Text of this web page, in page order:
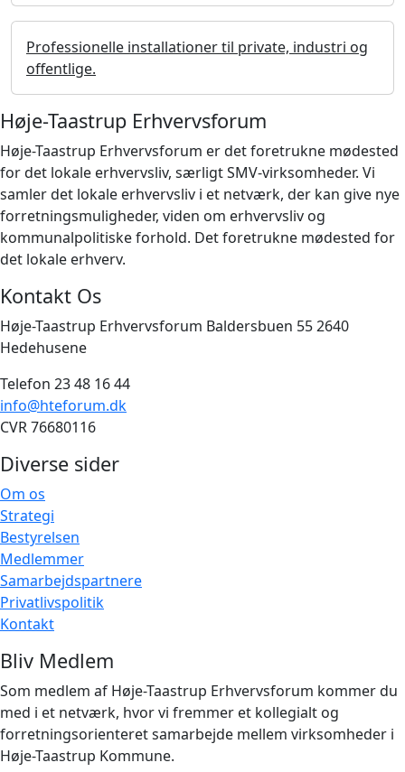
Professionelle installationer til private, industri og
offentlige.
Høje-Taastrup Erhvervsforum
Høje-Taastrup Erhvervsforum er det foretrukne mødested
for det lokale erhvervsliv, særligt SMV-virksomheder. Vi
samler det lokale erhvervsliv i et netværk, der kan give nye
forretningsmuligheder, viden om erhvervsliv og
kommunalpolitiske forhold. Det foretrukne mødested for
det lokale erhverv.
Kontakt Os
Høje-Taastrup Erhvervsforum Baldersbuen 55 2640
Hedehusene
Telefon 23 48 16 44
info@hteforum.dk
CVR 76680116
Diverse sider
Om os
Strategi
Bestyrelsen
Medlemmer
Samarbejdspartnere
Privatlivspolitik
Kontakt
Bliv Medlem
Som medlem af Høje-Taastrup Erhvervsforum kommer du
med i et netværk, hvor vi fremmer et kollegialt og
forretningsorienteret samarbejde mellem virksomheder i
Høje-Taastrup Kommune.